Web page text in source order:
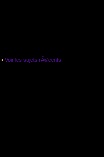
• Voir les sujets rÃ©cents